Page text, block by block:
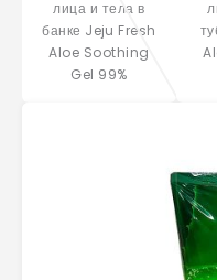
лица и тела в
банке Jeju Fresh
Aloe Soothing
Gel 99%